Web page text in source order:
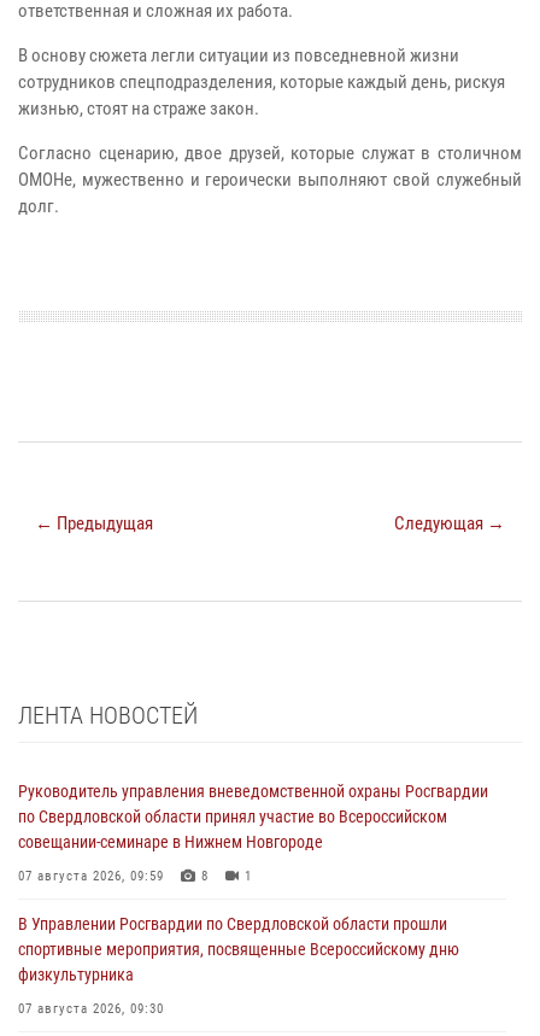
ответственная и сложная их работа.
В основу сюжета легли ситуации из повседневной жизни
сотрудников спецподразделения, которые каждый день, рискуя
жизнью, стоят на страже закон.
Согласно сценарию, двое друзей, которые служат в столичном
ОМОНе, мужественно и героически выполняют свой служебный
долг.
← Предыдущая Следующая →
ЛЕНТА НОВОСТЕЙ
Руководитель управления вневедомственной охраны Росгвардии
по Свердловской области принял участие во Всероссийском
совещании-семинаре в Нижнем Новгороде
07 августа 2026, 09:59 8 1
В Управлении Росгвардии по Свердловской области прошли
спортивные мероприятия, посвященные Всероссийскому дню
физкультурника
07 августа 2026, 09:30